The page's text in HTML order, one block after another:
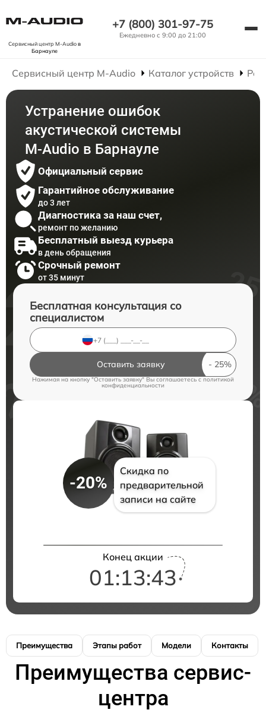
Сервисный центр M-Audioв
Барнауле
+7 (800) 301-97-75
Ежедневно с 9:00 до 21:00
Сервисный центр M-Audio Каталог устройств
Устранение ошибок
акустической системы
M-Audio в Барнауле
Официальный сервис
Гарантийное обслуживание
до 3 лет
Диагностика за наш счет,
ремонт по желанию
Бесплатный выезд курьера
в день обращения
Срочный ремонт
от 35 минут
Бесплатная консультация со
специалистом
Оставить заявку
Нажимая на кнопку "Оставить заявку" Вы соглашаетесь cполитикой
конфиденциальности
-20%
Скидка по
предварительной
записи на сайте
Конец акции
01:13:42
Преимущества Этапы работ Модели Контакты
Преимущества сервис-
центра